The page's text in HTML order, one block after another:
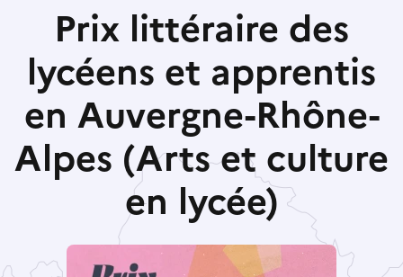
Prix littéraire des
lycéens et apprentis
en Auvergne-Rhône-
Alpes (Arts et culture
en lycée)